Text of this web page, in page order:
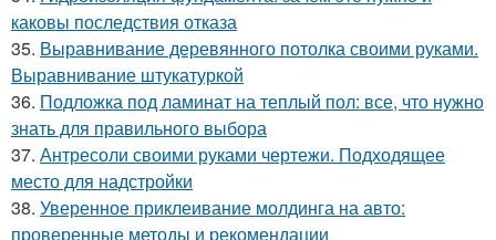
каковы последствия отказа
35. Выравнивание деревянного потолка своими руками.
Выравнивание штукатуркой
36. Подложка под ламинат на теплый пол: все, что нужно
знать для правильного выбора
37. Антресоли своими руками чертежи. Подходящее
место для надстройки
38. Уверенное приклеивание молдинга на авто:
проверенные методы и рекомендации